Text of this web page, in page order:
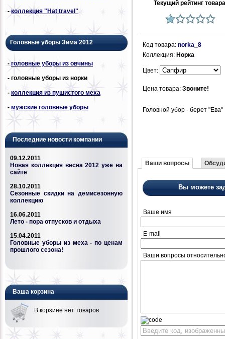
-коллекция "Hat travel"
Головные уборы Зима 2012
-головные уборы из овчины
- головные уборы из норки
- коллекция из пушистого меха
- мужские головные уборы
Последние новости компании
09.12.2011
Новая коллекция весна 2012 уже на
сайте
28.10.2011
Сезонные скидки на демисезонную
коллекцию
16.06.2011
Лето - пора отпусков и отдыха
15.04.2011
Головные уборы из меха - по ценам
прошлого сезона!
Ваша корзина
В корзине нет товаров
Текущий рейтинг
Код товара: norka_8
Коллекция: Норка
Цвет:
Цена товара: Звоните!
Головной убор - берет "Ева"
Ваши вопросы
Вы можете
Ваше имя
E-mail
Ваши вопросы